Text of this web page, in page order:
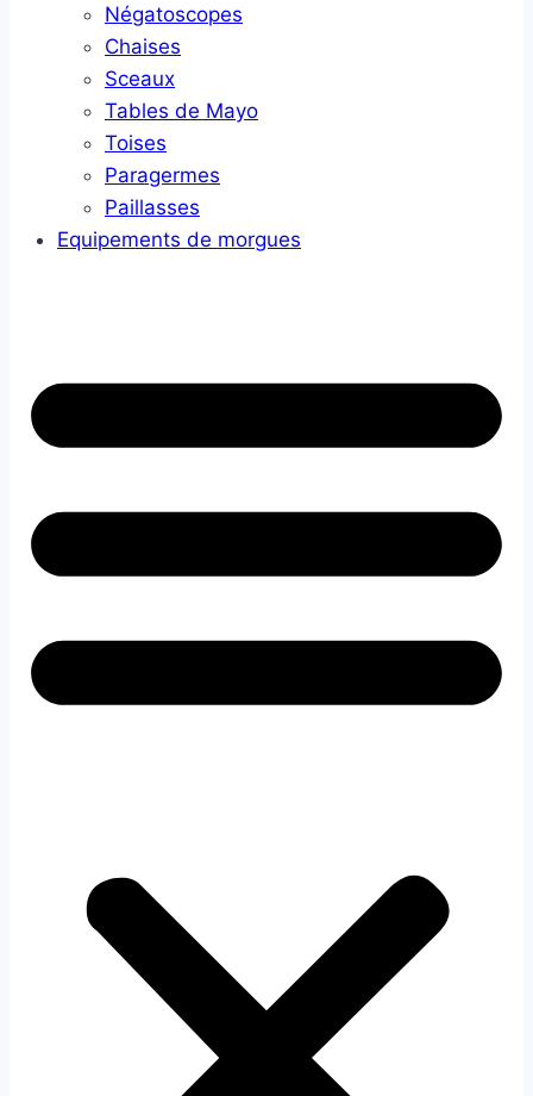
Négatoscopes
Chaises
Sceaux
Tables de Mayo
Toises
Paragermes
Paillasses
Equipements de morgues